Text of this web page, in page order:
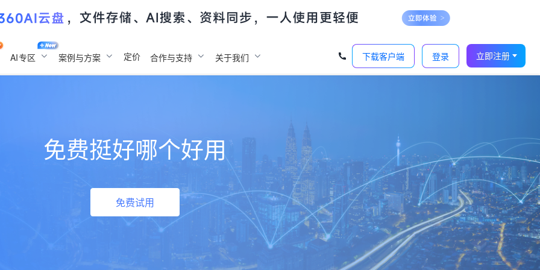
AI专区 案例与方案 定价 合作与支持 关于我们 下载客户端 登录 立即注册
免费挺好哪个好用
免费试用